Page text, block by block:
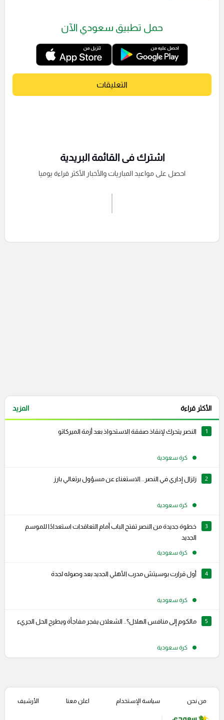
حمل تطبيق سعودي الآن
التعليقات
اشترك فى القائمة البريدية
احصل على مواعيد المباريات والأخبار الأكثر قراءة يوميا
الأكثر قراءة المزيد
1 النصر يتحرك لإنقاذ صفقة الاستحواذ بعد أزمة الميركاتو
كرة سعودية
2 زلزال إداري في النصر.. الاستغناء عن مسؤول برتغالي بارز
كرة سعودية
3
خطوة جديدة من النصر تفتح الباب أمام التعاقدات استعدادًا للموسم
الجديد
كرة سعودية
4 أول قرارت بوسيتش مدرب الأهلي الجديد بعد وصوله لجدة
كرة سعودية
5 مالكوم إلى منافس الهلال؟.. الشعلان يفجر مفاجأة ويطرح الحل الجريء
كرة سعودية
من نحن سياسة الإستخدام اعلن معنا الأرشيف